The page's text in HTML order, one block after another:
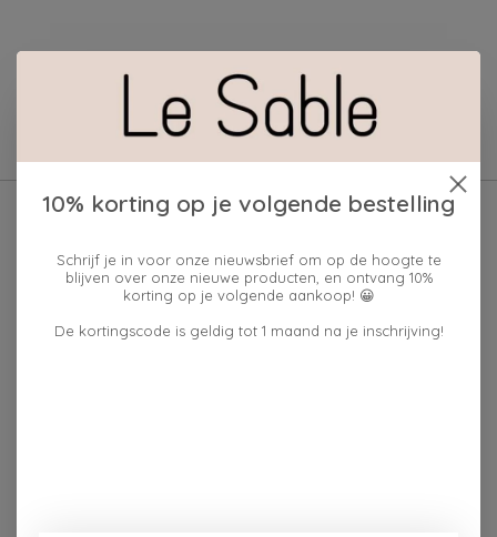
Geen producten gevonden!
10% korting op je volgende bestelling
Schrijf je in voor onze nieuwsbrief om op de hoogte te
blijven over onze nieuwe producten, en ontvang 10%
korting op je volgende aankoop! 😀
De kortingscode is geldig tot 1 maand na je inschrijving!